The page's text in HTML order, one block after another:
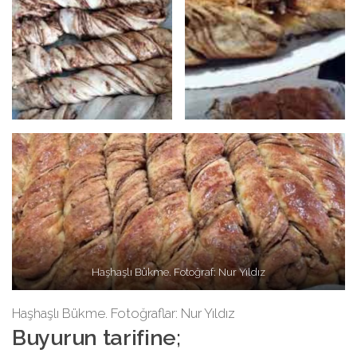
Haşhaşlı Bükme. Fotoğraf: Nur Yıldız
Haşhaşlı Bükme. Fotoğraflar: Nur Yıldız
Buyurun tarifine;